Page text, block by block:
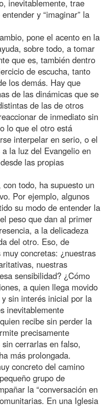
inevitablemente, trae
y “imaginar” la
pone el acento en la
sobre todo, a tomar
que es, también dentro
de escucha, tanto
los demás. Hay que
de las dinámicas que se
de las de otros
de inmediato sin
lo que el otro está
interpelar en serio, o el
la luz del Evangelio en
las propias
todo, ha supuesto un
Por ejemplo, algunos
su modo de entender la
peso que dan al primer
a la delicadeza
del otro. Eso, de
concretas: ¿nuestras
nuestras
sensibilidad? ¿Cómo
a quien llega movido
sin interés inicial por la
inevitablemente
recibe sin perder la
precisamente
cerrarlas en falso,
más prolongada.
concreto del camino
grupo de
la “conversación en
En una Iglesia